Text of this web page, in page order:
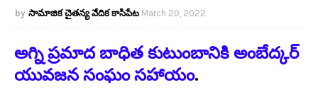
సామాజిక చైతన్య వేదిక కాసిపేట March 20, 2022
అగ్ని ప్రమాద బాధిత కుటుంబానికి అంబేద్కర్
యువజన సంఘం సహాయం.